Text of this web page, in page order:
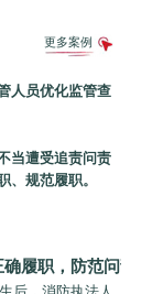
更多案例
人员优化监管查
当遭受追责问责
、规范履职。
履职，防范问责